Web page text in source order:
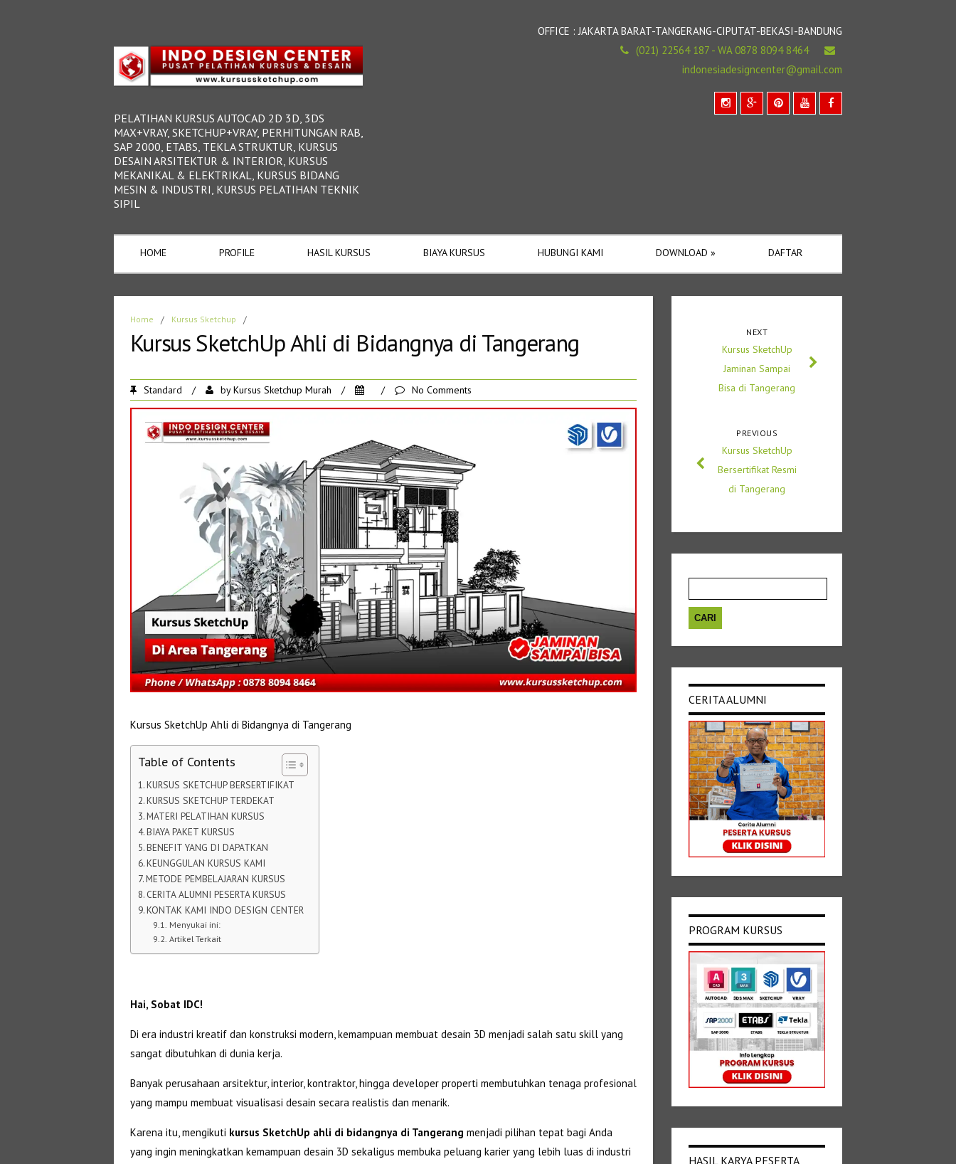
PELATIHAN KURSUS AUTOCAD 2D 3D, 3DS
MAX+VRAY, SKETCHUP+VRAY, PERHITUNGAN RAB,
SAP 2000, ETABS, TEKLA STRUKTUR, KURSUS
DESAIN ARSITEKTUR & INTERIOR, KURSUS
MEKANIKAL & ELEKTRIKAL, KURSUS BIDANG
MESIN & INDUSTRI, KURSUS PELATIHAN TEKNIK
SIPIL
OFFICE : JAKARTA BARAT-TANGERANG-CIPUTAT-BEKASI-BANDUNG
(021) 22564 187 - WA 0878 8094 8464
indonesiadesigncenter@gmail.com
HOME PROFILE HASIL KURSUS BIAYA KURSUS HUBUNGI KAMI DOWNLOAD » DAFTAR
Home / Kursus Sketchup /
Kursus SketchUp Ahli di Bidangnya di Tangerang
Standard / byKursus Sketchup Murah / / No Comments
Kursus SketchUp Ahli di Bidangnya di Tangerang
Table of Contents
KURSUS SKETCHUP BERSERTIFIKAT
KURSUS SKETCHUP TERDEKAT
MATERI PELATIHAN KURSUS
BIAYA PAKET KURSUS
BENEFIT YANG DI DAPATKAN
KEUNGGULAN KURSUS KAMI
METODE PEMBELAJARAN KURSUS
CERITA ALUMNI PESERTA KURSUS
KONTAK KAMI INDO DESIGN CENTER
Menyukai ini:
Artikel Terkait
Hai, Sobat IDC!
Di era industri kreatif dan konstruksi modern, kemampuan membuat desain 3D menjadi salah satu skill yang
sangat dibutuhkan di dunia kerja.
Banyak perusahaan arsitektur, interior, kontraktor, hingga developer properti membutuhkan tenaga profesional
yang mampu membuat visualisasi desain secara realistis dan menarik.
Karena itu, mengikuti kursus SketchUp ahli di bidangnya di Tangerang menjadi pilihan tepat bagi Anda
yang ingin meningkatkan kemampuan desain 3D sekaligus membuka peluang karier yang lebih luas di industri
NEXT
Kursus SketchUp
Jaminan Sampai
Bisa di Tangerang
PREVIOUS
Kursus SketchUp
Bersertifikat Resmi
di Tangerang
untuk:
CERITA ALUMNI
PROGRAM KURSUS
HASIL KARYA PESERTA